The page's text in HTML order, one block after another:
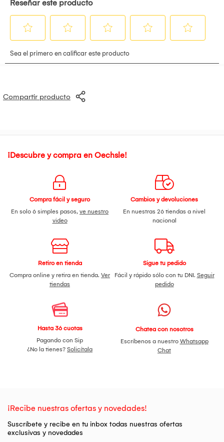
Compartir producto
¡Descubre y compra en Oechsle!
Compra fácil y seguro
En solo 6 simples pasos, ve nuestro
video
Cambios y devoluciones
En nuestras 26 tiendas a nivel
nacional
Retiro en tienda
Compra online y retira en tienda. Ver
tiendas
Sigue tu pedido
Fácil y rápido sólo con tu DNI. Seguir
pedido
Hasta 36 cuotas
Pagando con Sip
¿No la tienes? Solicítala
Chatea con nosotros
Escríbenos a nuestro Whatsapp
Chat
¡Recibe nuestras ofertas y novedades!
Suscríbete y recibe en tu inbox todas nuestras ofertas
exclusivas y novedades